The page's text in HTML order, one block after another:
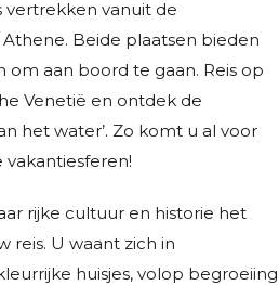
vertrekken vanuit de
Beide plaatsen bieden
om aan boord te gaan. Reis op
Venetië en ontdek de
het water’. Zo komt u al voor
vakantiesferen!
rijke cultuur en historie het
reis. U waant zich in
huisjes, volop begroeiing